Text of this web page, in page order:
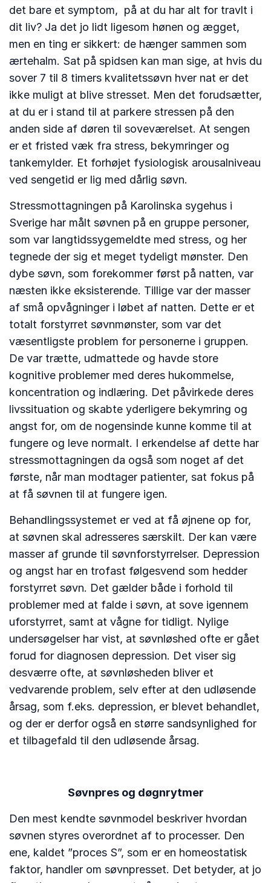
det bare et symptom, på at du har alt for travlt i
dit liv? Ja det jo lidt ligesom hønen og ægget,
men en ting er sikkert: de hænger sammen som
ærtehalm. Sat på spidsen kan man sige, at hvis du
sover 7 til 8 timers kvalitetssøvn hver nat er det
ikke muligt at blive stresset. Men det forudsætter,
at du er i stand til at parkere stressen på den
anden side af døren til soveværelset. At sengen
er et fristed væk fra stress, bekymringer og
tankemylder. Et forhøjet fysiologisk arousalniveau
ved sengetid er lig med dårlig søvn.
Stressmottagningen på Karolinska sygehus i
Sverige har målt søvnen på en gruppe personer,
som var langtidssygemeldte med stress, og her
tegnede der sig et meget tydeligt mønster. Den
dybe søvn, som forekommer først på natten, var
næsten ikke eksisterende. Tillige var der masser
af små opvågninger i løbet af natten. Dette er et
totalt forstyrret søvnmønster, som var det
væsentligste problem for personerne i gruppen.
De var trætte, udmattede og havde store
kognitive problemer med deres hukommelse,
koncentration og indlæring. Det påvirkede deres
livssituation og skabte yderligere bekymring og
angst for, om de nogensinde kunne komme til at
fungere og leve normalt. I erkendelse af dette har
stressmottagningen da også som noget af det
første, når man modtager patienter, sat fokus på
at få søvnen til at fungere igen.
Behandlingssystemet er ved at få øjnene op for,
at søvnen skal adresseres særskilt. Der kan være
masser af grunde til søvnforstyrrelser. Depression
og angst har en trofast følgesvend som hedder
forstyrret søvn. Det gælder både i forhold til
problemer med at falde i søvn, at sove igennem
uforstyrret, samt at vågne for tidligt. Nylige
undersøgelser har vist, at søvnløshed ofte er gået
forud for diagnosen depression. Det viser sig
desværre ofte, at søvnløsheden bliver et
vedvarende problem, selv efter at den udløsende
årsag, som f.eks. depression, er blevet behandlet,
og der er derfor også en større sandsynlighed for
et tilbagefald til den udløsende årsag.
Søvnpres og døgnrytmer
Den mest kendte søvnmodel beskriver hvordan
søvnen styres overordnet af to processer. Den
ene, kaldet ”proces S”, som er en homeostatisk
faktor, handler om søvnpresset. Det betyder, at jo